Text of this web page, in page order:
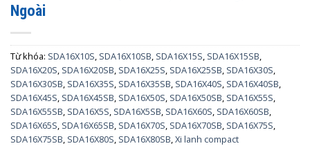
Ngoài
Từ khóa: SDA16X10S, SDA16X10SB, SDA16X15S, SDA16X15SB,
SDA16X20S, SDA16X20SB, SDA16X25S, SDA16X25SB, SDA16X30S,
SDA16X30SB, SDA16X35S, SDA16X35SB, SDA16X40S, SDA16X40SB,
SDA16X45S, SDA16X45SB, SDA16X50S, SDA16X50SB, SDA16X55S,
SDA16X55SB, SDA16X5S, SDA16X5SB, SDA16X60S, SDA16X60SB,
SDA16X65S, SDA16X65SB, SDA16X70S, SDA16X70SB, SDA16X75S,
SDA16X75SB, SDA16X80S, SDA16X80SB,Xi lanh compact